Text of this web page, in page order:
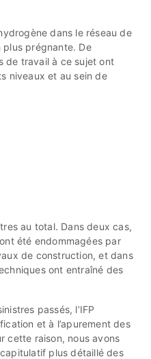
dans le réseau de
prégnante. De
de travail à ce sujet ont
niveaux et au sein de
au total. Dans deux cas,
été endommagées par
de construction, et dans
ont entraîné des
passés, l’IFP
et à l’apurement des
cette raison, nous avons
plus détaillé des